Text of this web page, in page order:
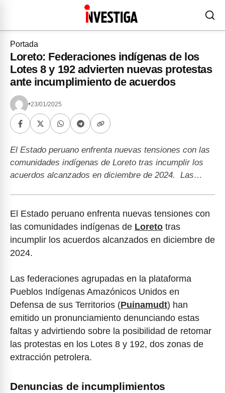
Portada
Loreto: Federaciones indígenas de los
Lotes 8 y 192 advierten nuevas protestas
ante incumplimiento de acuerdos
•23/01/2025
El Estado peruano enfrenta nuevas tensiones con las
comunidades indígenas de Loreto tras incumplir los
acuerdos alcanzados en diciembre de 2024. Las…
El Estado peruano enfrenta nuevas tensiones con
las comunidades indígenas de Loreto tras
incumplir los acuerdos alcanzados en diciembre de
2024.
Las federaciones agrupadas en la plataforma
Pueblos Indígenas Amazónicos Unidos en
Defensa de sus Territorios (Puinamudt) han
emitido un pronunciamiento denunciando estas
faltas y advirtiendo sobre la posibilidad de retomar
las protestas en los Lotes 8 y 192, dos zonas de
extracción petrolera.
Denuncias de incumplimientos